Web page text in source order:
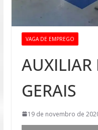
VAGA DE EMPREGO
AUXILIAR
GERAIS
19 de novembro de